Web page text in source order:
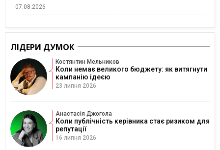
07.08.2026
ЛІДЕРИ ДУМОК
Костянтин Мельников
Коли немає великого бюджету: як витягнути
кампанію ідеєю
23 липня 2026
Анастасія Джогола
Коли публічність керівника стає ризиком для
репутації
16 липня 2026